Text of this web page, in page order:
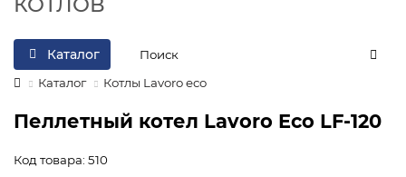
Каталог
Каталог Котлы Lavoro eco
Пеллетный котел Lavoro Eco LF-120
Код товара: 510